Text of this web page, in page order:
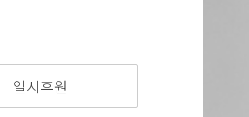
일시후원